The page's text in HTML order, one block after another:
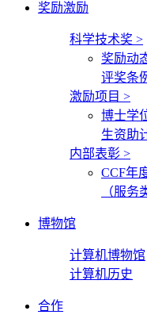
奖励激励
科学技术奖 >
奖励动
评奖条
激励项目 >
博士学
生资助
内部表彰 >
CCF年
（服务
博物馆
计算机博物馆
计算机历史
合作